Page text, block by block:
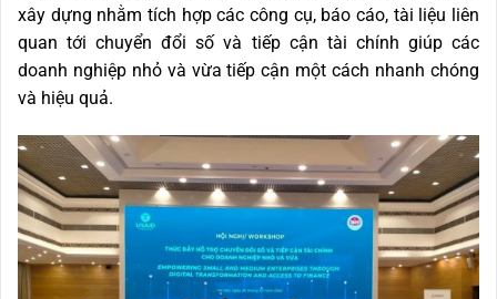
xây dựng nhằm tích hợp các công cụ, báo cáo, tài liệu liên
quan tới chuyển đổi số và tiếp cận tài chính giúp các
doanh nghiệp nhỏ và vừa tiếp cận một cách nhanh chóng
và hiệu quả.